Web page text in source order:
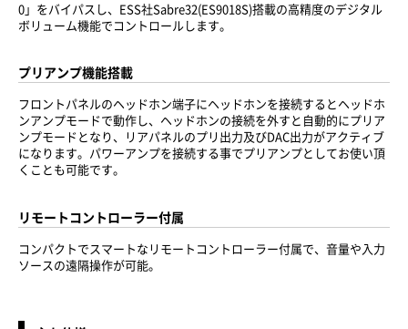
0」をバイパスし、ESS社Sabre32(ES9018S)搭載の高精度のデジタル
ボリューム機能でコントロールします。
プリアンプ機能搭載
フロントパネルのヘッドホン端子にヘッドホンを接続するとヘッドホ
ンアンプモードで動作し、ヘッドホンの接続を外すと自動的にプリア
ンプモードとなり、リアパネルのプリ出力及びDAC出力がアクティブ
になります。パワーアンプを接続する事でプリアンプとしてお使い頂
くことも可能です。
リモートコントローラー付属
コンパクトでスマートなリモートコントローラー付属で、音量や入力
ソースの遠隔操作が可能。